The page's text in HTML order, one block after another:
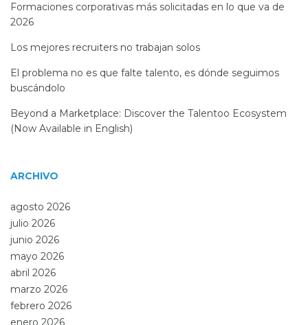
Formaciones corporativas más solicitadas en lo que va de
2026
Los mejores recruiters no trabajan solos
El problema no es que falte talento, es dónde seguimos
buscándolo
Beyond a Marketplace: Discover the Talentoo Ecosystem
(Now Available in English)
ARCHIVO
agosto 2026
julio 2026
junio 2026
mayo 2026
abril 2026
marzo 2026
febrero 2026